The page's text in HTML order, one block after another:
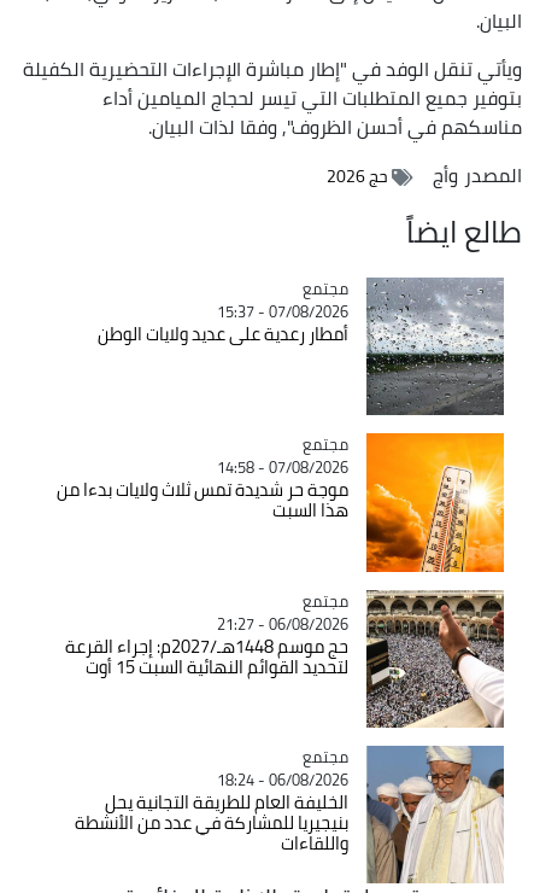
البيان.
ويأتي تنقل الوفد في "إطار مباشرة الإجراءات التحضيرية الكفيلة
بتوفير جميع المتطلبات التي تيسر لحجاج الميامين أداء
مناسكهم في أحسن الظروف", وفقا لذات البيان.
المصدروأج حج 2026
طالع ايضاً
Catégorie
مجتمع
07/08/2026 - 15:37
أمطار رعدية على عديد ولايات الوطن
Catégorie
مجتمع
07/08/2026 - 14:58
موجة حر شديدة تمس ثلاث ولايات بدءا من
هذا السبت
Catégorie
مجتمع
06/08/2026 - 21:27
حج موسم 1448هـ/2027م: إجراء القرعة
لتحديد القوائم النهائية السبت 15 أوت
Catégorie
مجتمع
06/08/2026 - 18:24
الخليفة العام للطريقة التجانية يحل
بنيجيريا للمشاركة في عدد من الأنشطة
واللقاءات